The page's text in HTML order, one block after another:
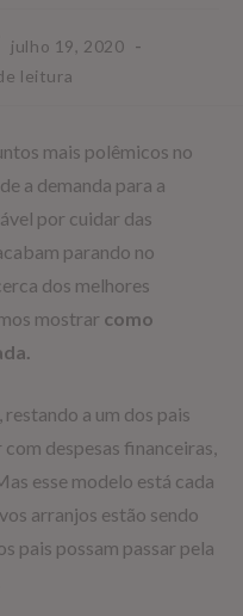
julho 19, 2020
leitura
mais polêmicos no
a demanda para a
por cuidar das
parando no
dos melhores
mostrar como
a um dos pais
despesas financeiras,
esse modelo está cada
arranjos estão sendo
pais possam passar pela